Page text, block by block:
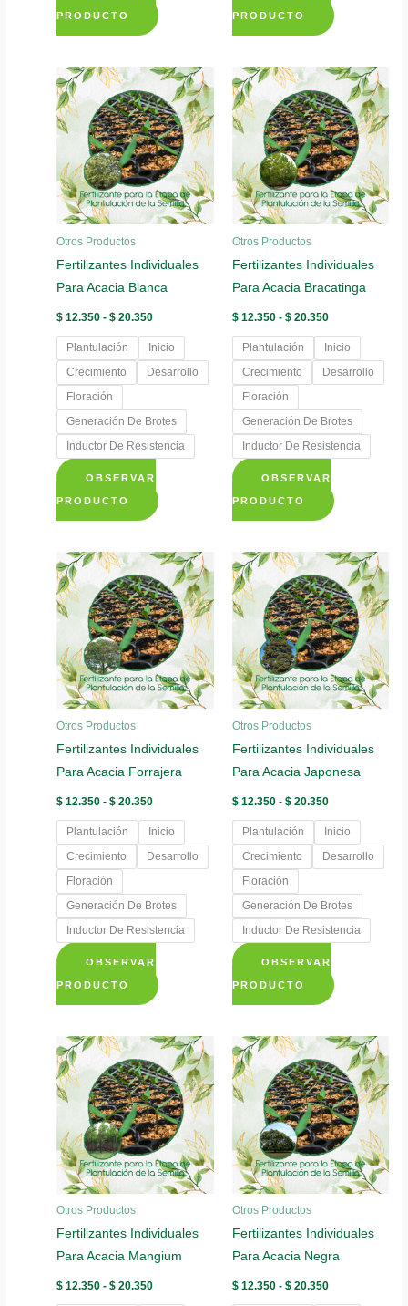
PRODUCTO
Este
múltiples
variantes.
Las
opciones
se
pueden
elegir
la
página
producto
PRODUCTO
Este
múltiples
variantes.
Las
opciones
se
pueden
elegir
la
página
producto
Otros Productos
Fertilizantes Individuales
Para Acacia Blanca
$ 12.350 - $ 20.350
precios:
desde
$ 12.350
hasta
Plantulación
Inicio
Crecimiento
Desarrollo
Floración
Generación De Brotes
Inductor De Resistencia
OBSERVAR
PRODUCTO
Este
múltiples
variantes.
Las
opciones
se
pueden
elegir
la
página
producto
Otros Productos
Fertilizantes Individuales
Para Acacia Bracatinga
$12.350 - $20.350Rango
precios:
desde
$ 12.350
hasta
Plantulación
Inicio
Crecimiento
Desarrollo
Floración
Generación De Brotes
Inductor De Resistencia
OBSERVAR
PRODUCTO
Este
múltiples
variantes.
Las
opciones
se
pueden
elegir
la
página
producto
Otros Productos
Fertilizantes Individuales
Para Acacia Forrajera
$ 12.350 - $ 20.350
precios:
desde
$ 12.350
hasta
Plantulación
Inicio
Crecimiento
Desarrollo
Floración
Generación De Brotes
Inductor De Resistencia
OBSERVAR
PRODUCTO
Este
múltiples
variantes.
Las
opciones
se
pueden
elegir
la
página
producto
Otros Productos
Fertilizantes Individuales
Para Acacia Japonesa
$12.350 - $20.350Rango
precios:
desde
$ 12.350
hasta
Plantulación
Inicio
Crecimiento
Desarrollo
Floración
Generación De Brotes
Inductor De Resistencia
OBSERVAR
PRODUCTO
Este
múltiples
variantes.
Las
opciones
se
pueden
elegir
la
página
producto
Otros Productos
Fertilizantes Individuales
Para Acacia Mangium
$ 12.350 - $ 20.350
Otros Productos
Fertilizantes Individuales
Para Acacia Negra
$12.350 - $20.350Rango